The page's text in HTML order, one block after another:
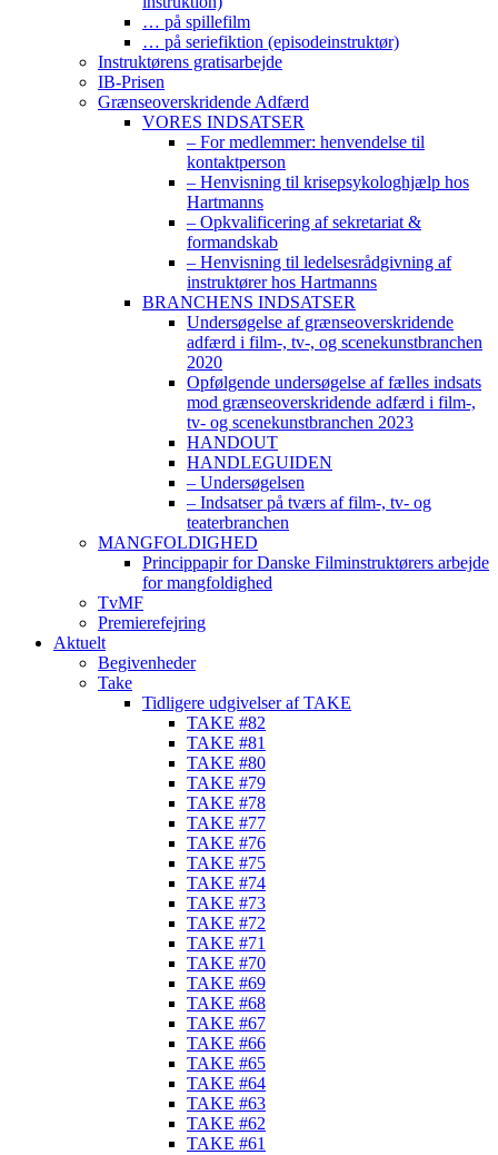
… på spillefilm
… på seriefiktion (episodeinstruktør)
Instruktørens gratisarbejde
IB-Prisen
Grænseoverskridende Adfærd
VORES INDSATSER
– For medlemmer: henvendelse til
kontaktperson
– Henvisning til krisepsykologhjælp hos
Hartmanns
– Opkvalificering af sekretariat &
formandskab
– Henvisning til ledelsesrådgivning af
instruktører hos Hartmanns
BRANCHENS INDSATSER
Undersøgelse af grænseoverskridende
adfærd i film-, tv-, og scenekunstbranchen
2020
Opfølgende undersøgelse af fælles indsats
mod grænseoverskridende adfærd i film-,
tv- og scenekunstbranchen 2023
HANDOUT
HANDLEGUIDEN
– Undersøgelsen
– Indsatser på tværs af film-, tv- og
teaterbranchen
MANGFOLDIGHED
Princippapir for Danske Filminstruktørers arbejde
for mangfoldighed
TvMF
Premierefejring
Aktuelt
Begivenheder
Take
Tidligere udgivelser af TAKE
TAKE #82
TAKE #81
TAKE #80
TAKE #79
TAKE #78
TAKE #77
TAKE #76
TAKE #75
TAKE #74
TAKE #73
TAKE #72
TAKE #71
TAKE #70
TAKE #69
TAKE #68
TAKE #67
TAKE #66
TAKE #65
TAKE #64
TAKE #63
TAKE #62
TAKE #61